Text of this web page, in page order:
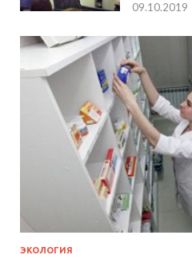
09.10.2019
ЭКОЛОГИЯ